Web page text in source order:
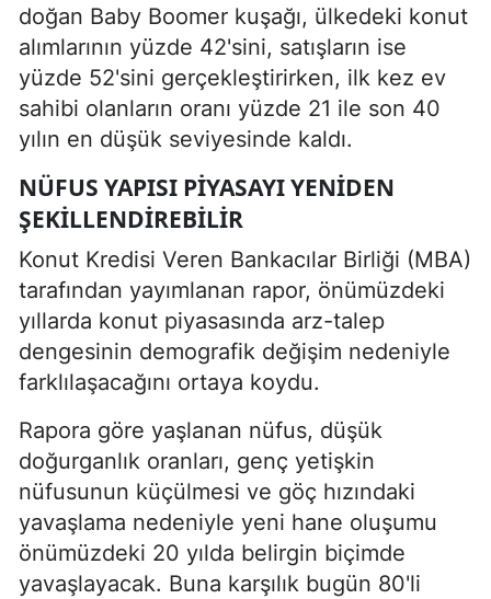
doğan Baby Boomer kuşağı, ülkedeki konut
alımlarının yüzde 42'sini, satışların ise
yüzde 52'sini gerçekleştirirken, ilk kez ev
sahibi olanların oranı yüzde 21 ile son 40
yılın en düşük seviyesinde kaldı.
NÜFUS YAPISI PIYASAYI YENIDEN
ŞEKILLENDIREBILIR
Konut Kredisi Veren Bankacılar Birliği (MBA)
tarafından yayımlanan rapor, önümüzdeki
yıllarda konut piyasasında arz-talep
dengesinin demografik değişim nedeniyle
farklılaşacağını ortaya koydu.
Rapora göre yaşlanan nüfus, düşük
doğurganlık oranları, genç yetişkin
nüfusunun küçülmesi ve göç hızındaki
yavaşlama nedeniyle yeni hane oluşumu
önümüzdeki 20 yılda belirgin biçimde
yavaşlayacak. Buna karşılık bugün 80'li